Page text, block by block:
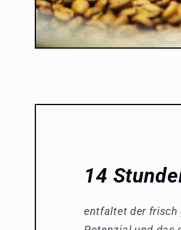
14
entfaltet der frisch